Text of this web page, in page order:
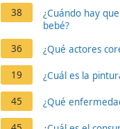
38
¿Cuándo hay
bebé?
36
¿Qué actores
19 ¿Cuál es la
45 ¿Qué